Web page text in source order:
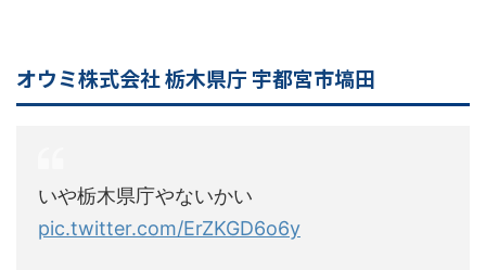
オウミ株式会社 栃木県庁 宇都宮市塙田
いや栃木県庁やないかい
pic.twitter.com/ErZKGD6o6y